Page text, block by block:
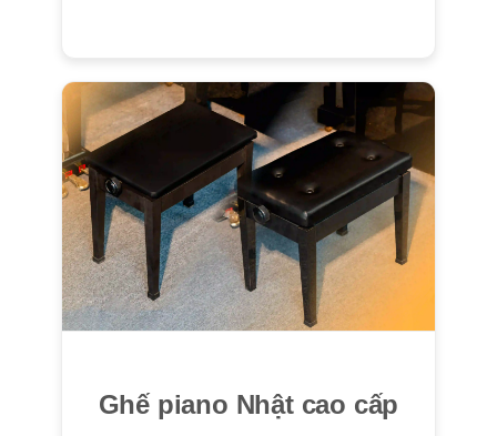
Ghế piano Nhật cao cấp